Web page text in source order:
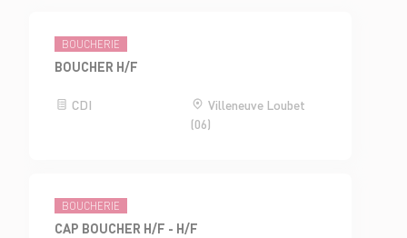
BOUCHERIE
BOUCHER H/F
CDI
Villeneuve Loubet
(06)
BOUCHERIE
CAP BOUCHER H/F - H/F